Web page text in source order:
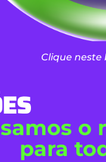
Clique
o
para